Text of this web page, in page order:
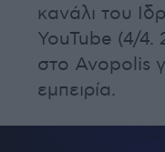
κανάλι του
YouTube (4/4.
στο Avopolis
εμπειρία.